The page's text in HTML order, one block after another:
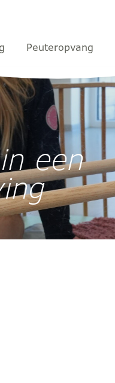
Peuteropvang
omgeving
een